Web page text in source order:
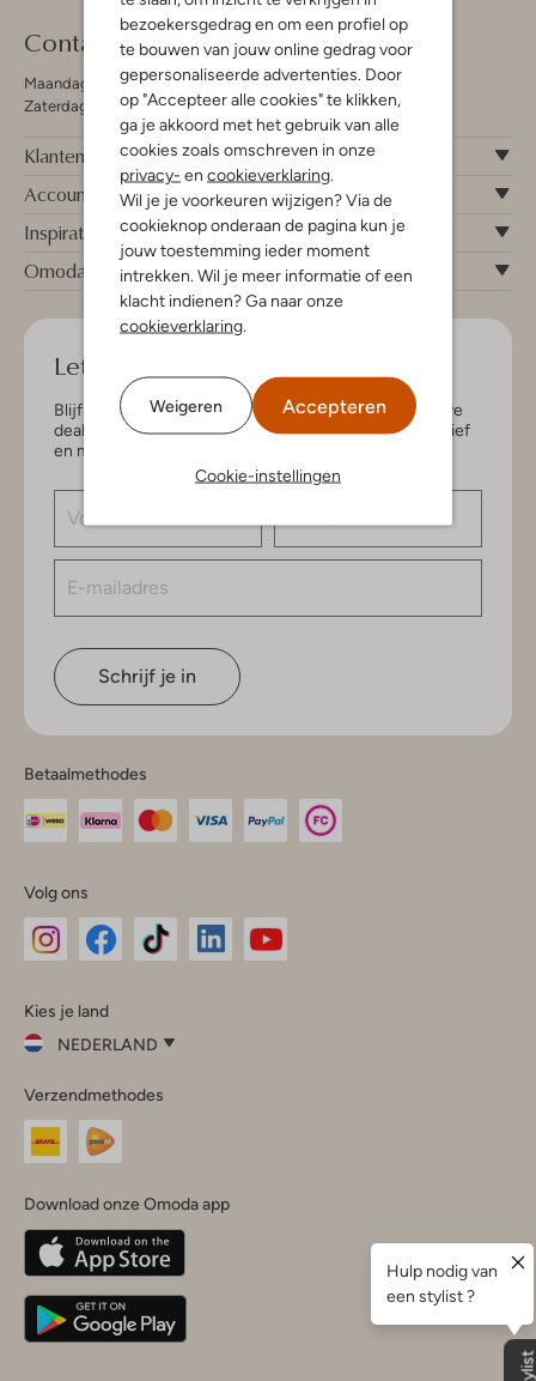
bezoekersgedrag en om een profiel op
te bouwen van jouw online gedrag voor
gepersonaliseerde advertenties. Door
op "Accepteer alle cookies" te klikken,
ga je akkoord met het gebruik van alle
cookies zoals omschreven in onze
privacy- en cookieverklaring.
Wil je je voorkeuren wijzigen? Via de
cookieknop onderaan de pagina kun je
jouw toestemming ieder moment
intrekken. Wil je meer informatie of een
klacht indienen? Ga naar onze
cookieverklaring.
Weigeren Accepteren
Cookie-instellingen
Contact
Maandag - Vrijdag 09:00 - 19:00 uur
Zaterdag 09:00 - 17:00 uur
Klantenservice
Account
Inspiratie
Omoda
Let's keep in touch!
Blijf op de hoogte van de nieuwste items en exclusieve
deals, speciaal voor jou. Schrijf je in voor de nieuwsbrief
en maak kans op € 150,- shoptegoed.
Schrijf je in
Betaalmethodes
Volg ons
InstagramFacebook
Kies je land
NEDERLAND
je
land
Nederland
Belgique(Français)
Deutschland
Verzendmethodes
Download onze Omoda app